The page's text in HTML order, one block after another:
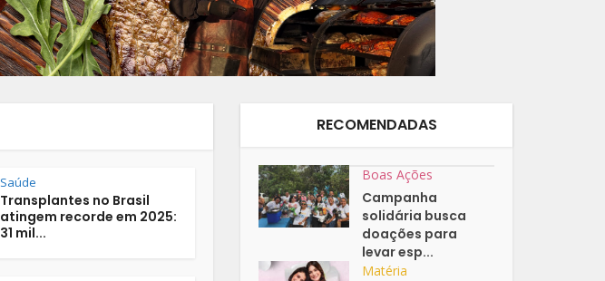
Saúde
Transplantes no Brasil
atingem recorde em 2025:
31 mil...
RECOMENDADAS
Boas Ações
Campanha
solidária busca
doações para
levar esp...
Matéria